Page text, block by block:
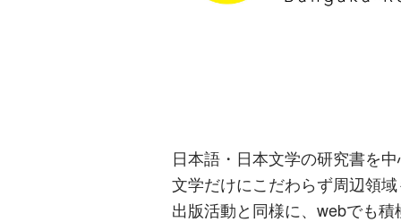
日本語・日本文学の研究書を
文学だけにこだわらず周辺領
出版活動と同様に、webでも